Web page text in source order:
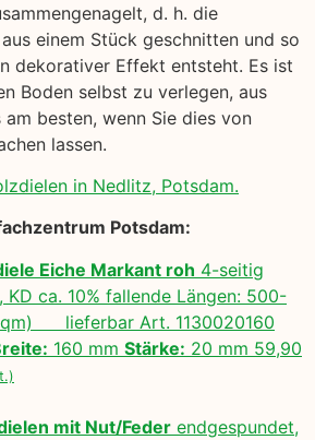
d. h. die
einem Stück geschnitten und so
dekorativer Effekt entsteht. Es ist
Boden selbst zu verlegen, aus
besten, wenn Sie dies von
lassen.
in Nedlitz, Potsdam.
Potsdam:
Eiche Markant roh 4-seitig
KD ca. 10% fallende Längen: 500-
lieferbar Art. 1130020160
160 mm Stärke: 20 mm 59,90
mit Nut/Feder endgespundet,